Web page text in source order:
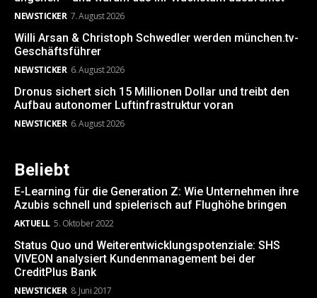
NEWSTICKER 7. August 2026
Willi Arsan & Christoph Schwedler werden münchen.tv-
Geschäftsführer
NEWSTICKER 6. August 2026
Dronus sichert sich 15 Millionen Dollar und treibt den
Aufbau autonomer Luftinfrastruktur voran
NEWSTICKER 6. August 2026
Beliebt
E-Learning für die Generation Z: Wie Unternehmen ihre
Azubis schnell und spielerisch auf Flughöhe bringen
AKTUELL 5. Oktober 2022
Status Quo und Weiterentwicklungspotenziale: SHS
VIVEON analysiert Kundenmanagement bei der
CreditPlus Bank
NEWSTICKER 8. Juni 2017